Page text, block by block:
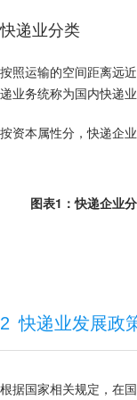
快递业分类
按照运输的空间距离远
递业务统称为国内快递业
按资本属性分，快递企
图表1：快递企业
2 快递业发展政
根据国家相关规定，在